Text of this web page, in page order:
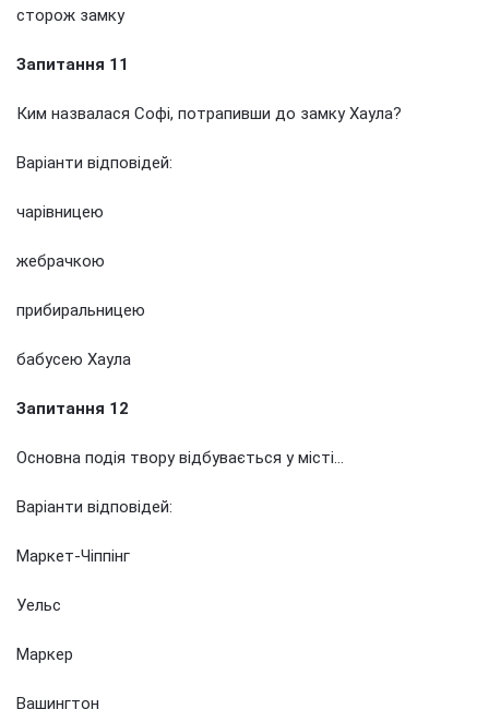
сторож замку
Запитання 11
Ким назвалася Софі, потрапивши до замку Хаула?
Варіанти відповідей:
чарівницею
жебрачкою
прибиральницею
бабусею Хаула
Запитання 12
Основна подія твору відбувається у місті…
Варіанти відповідей:
Маркет-Чіппінг
Уельс
Маркер
Вашингтон